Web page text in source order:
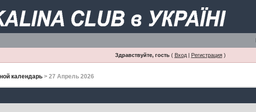
Здравствуйте, гость( Вход| Регистрация)
календарь > 27 Апрель 2026